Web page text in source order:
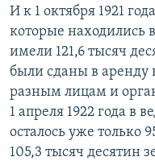
И к 1 октября 1921
которые находились
имели 121,6 тысяч
были сданы в аренду
разным лицам и
1 апреля 1922 года в
осталось уже только
105,3 тысяч десятин